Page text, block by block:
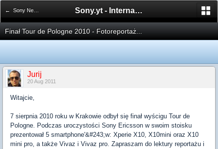
← Sony News Sony.yt - International Sony Forum
Finał Tour de Pologne 2010 - Fotoreportaż...
Jurij
20 Aug 2011
Witajcie,
7 sierpnia 2010 roku w Krakowie odbył się finał wyścigu Tour de
Pologne. Podczas uroczystości Sony Ericsson w swoim stoisku
prezentował 5 smartphone'&#243;w: Xperie X10, X10mini oraz X10
mini pro, a także Vivaz i Vivaz pro. Zapraszam do lektury reportażu i